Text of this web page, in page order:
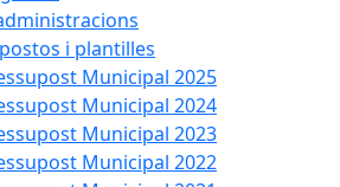
i plantilles
Municipal 2025
Municipal 2024
Municipal 2023
Municipal 2022